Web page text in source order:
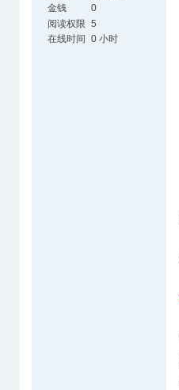
金钱
0
阅读权限 5
在线时间 0 小时